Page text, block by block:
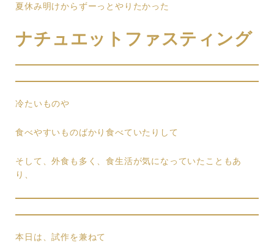
夏休み明けからずーっとやりたかった
ナチュエットファスティング
冷たいものや
食べやすいものばかり食べていたりして
そして、外食も多く、食生活が気になっていたこともあ
り、
本日は、試作を兼ねて